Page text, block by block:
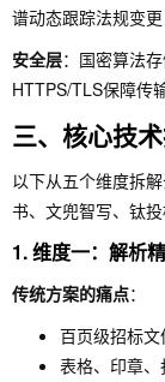
谱动态跟踪法规变
安全层：国密算法
HTTPS/TLS保障传
三、核心技
以下从五个维度拆
书、文兜智写、钛
1. 维度一：解析
传统方案的痛点：
百页级招标
表格、印章